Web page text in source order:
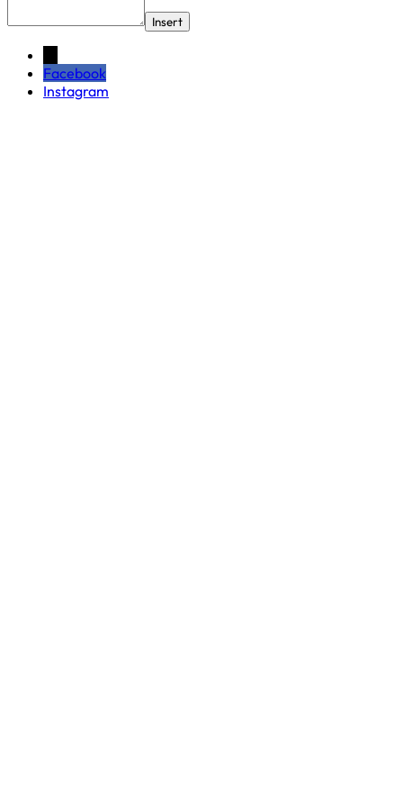
Insert
Facebook
Instagram